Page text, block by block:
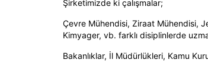
Şirketimizde ki çalışmalar;
Çevre Mühendisi, Ziraat Mühendisi,
Kimyager, vb. farklı disiplinlerde
Bakanlıklar, İl Müdürlükleri, Kamu